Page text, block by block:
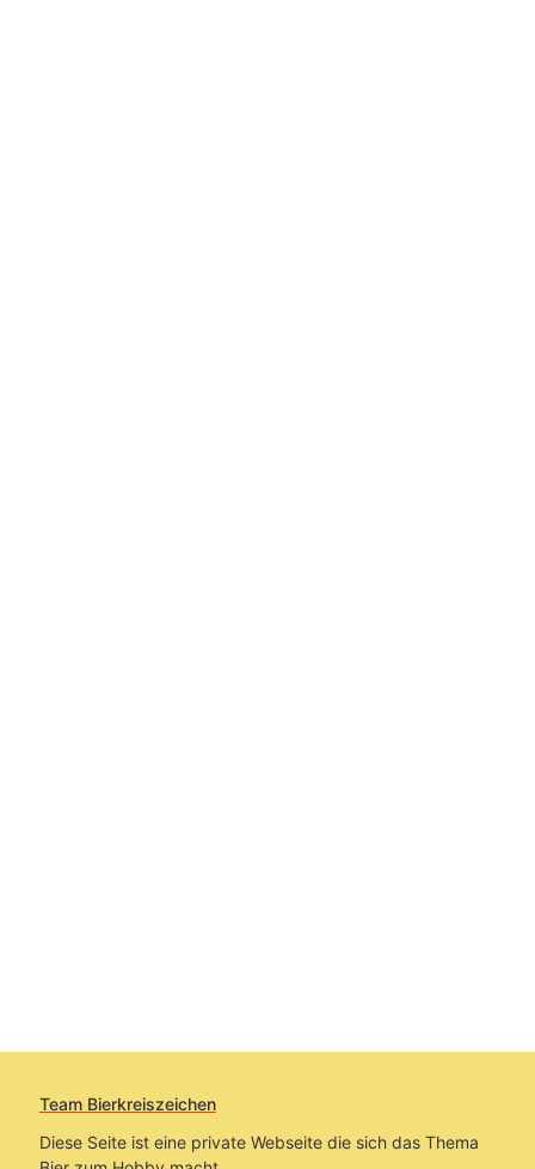
Team Bierkreiszeichen
Diese Seite ist eine private Webseite die sich das Thema